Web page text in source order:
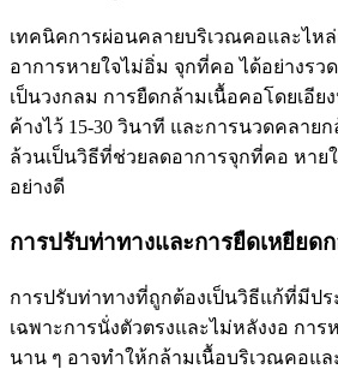
เทคนิคการผ่อนคลายบริเวณคอและไห
อาการหายใจไม่อิ่ม จุกที่คอ ได้อย่างรว
เป็นวงกลม การยืดกล้ามเนื้อคอโดยเอีย
ค้างไว้ 15-30 วินาที และการนวดคลาย
ล้วนเป็นวิธีที่ช่วยลดอาการจุกที่คอ หาย
อย่างดี
การปรับท่าทางและการยืดเหยียด
การปรับท่าทางที่ถูกต้องเป็นวิธีแก้ที่มีป
เฉพาะการนั่งตัวตรงและไม่หลังงอ กา
นาน ๆ อาจทำให้กล้ามเนื้อบริเวณคอแล